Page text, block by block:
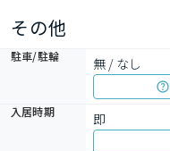
その他
駐車/駐輪 無 / なし
入居時期
即